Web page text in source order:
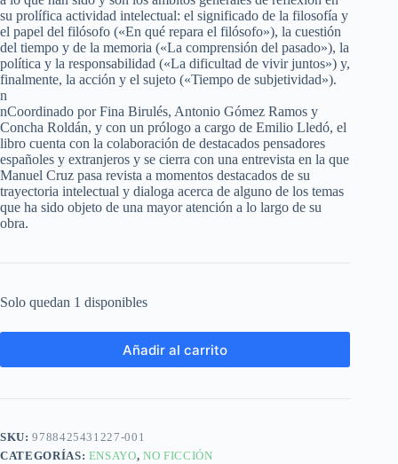
su prolífica actividad intelectual: el significado de la filosofía y
el papel del filósofo («En qué repara el filósofo»), la cuestión
del tiempo y de la memoria («La comprensión del pasado»), la
política y la responsabilidad («La dificultad de vivir juntos») y,
finalmente, la acción y el sujeto («Tiempo de subjetividad»).
n
nCoordinado por Fina Birulés, Antonio Gómez Ramos y
Concha Roldán, y con un prólogo a cargo de Emilio Lledó, el
libro cuenta con la colaboración de destacados pensadores
españoles y extranjeros y se cierra con una entrevista en la que
Manuel Cruz pasa revista a momentos destacados de su
trayectoria intelectual y dialoga acerca de alguno de los temas
que ha sido objeto de una mayor atención a lo largo de su
obra.
Solo quedan 1 disponibles
Añadir al carrito
SKU:9788425431227-001
CATEGORÍAS: ENSAYO,NO FICCIÓN